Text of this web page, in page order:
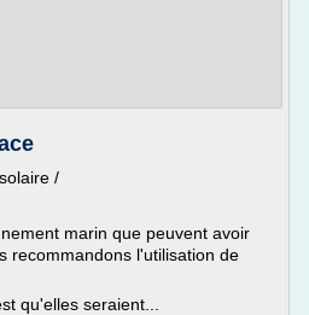
/
marin que peuvent avoir
recommandons l'utilisation de
qu'elles seraient...